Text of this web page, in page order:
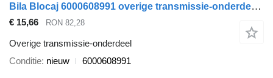
Bila Blocaj 6000608991 overige transmissie-onderdeel voor Fiat FULLBACK auto
€ 15,66 RON 82,28
Overige transmissie-onderdeel
Conditie nieuw 6000608991